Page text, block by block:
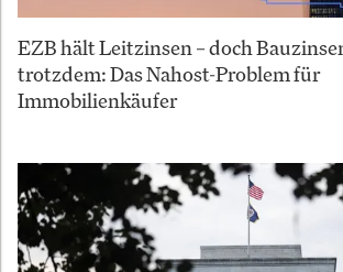
EZB hält Leitzinsen – doch
trotzdem: Das Nahost-Problem für
Immobilienkäufer